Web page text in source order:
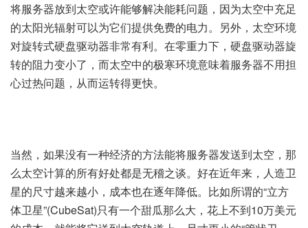
将服务器放到太空或许能够解决能耗问题，因为太空中充足
的太阳光辐射可以为它们提供免费的电力。另外，太空环境
对旋转式硬盘驱动器非常有利。在零重力下，硬盘驱动器旋
转的阻力变小了，而太空中的极寒环境意味着服务器不用担
心过热问题，从而运转得更快。
当然，如果没有一种经济的方法能将服务器发送到太空，那
么太空计算的所有好处都是无稽之谈。好在近年来，人造卫
星的尺寸越来越小，成本也在逐年降低。比如所谓的“立方
体卫星”(CubeSat)只有一个甜瓜那么大，花上不到10万美元